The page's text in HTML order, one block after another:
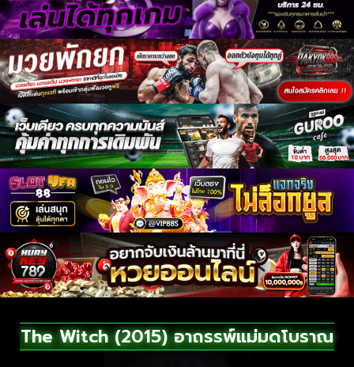
The Witch (2015) อาถรรพ์แม่มดโบราณ